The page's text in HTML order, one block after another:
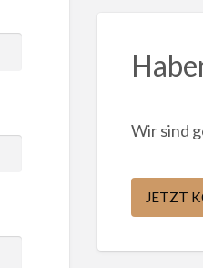
Wir sind
JETZT